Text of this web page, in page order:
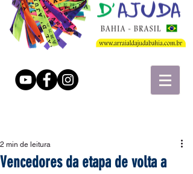
Vencedores da etapa de volta a
2 min de leitura